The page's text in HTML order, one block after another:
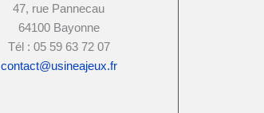
47, rue Pannecau
64100 Bayonne
Tél : 05 59 63 72 07
contact@usineajeux.fr